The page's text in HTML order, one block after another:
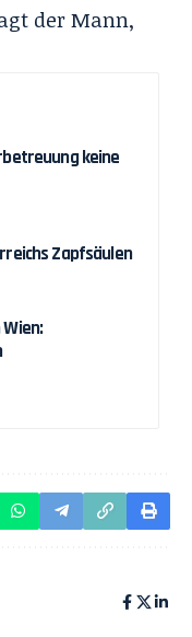
der Mann,
keine
Zapfsäulen